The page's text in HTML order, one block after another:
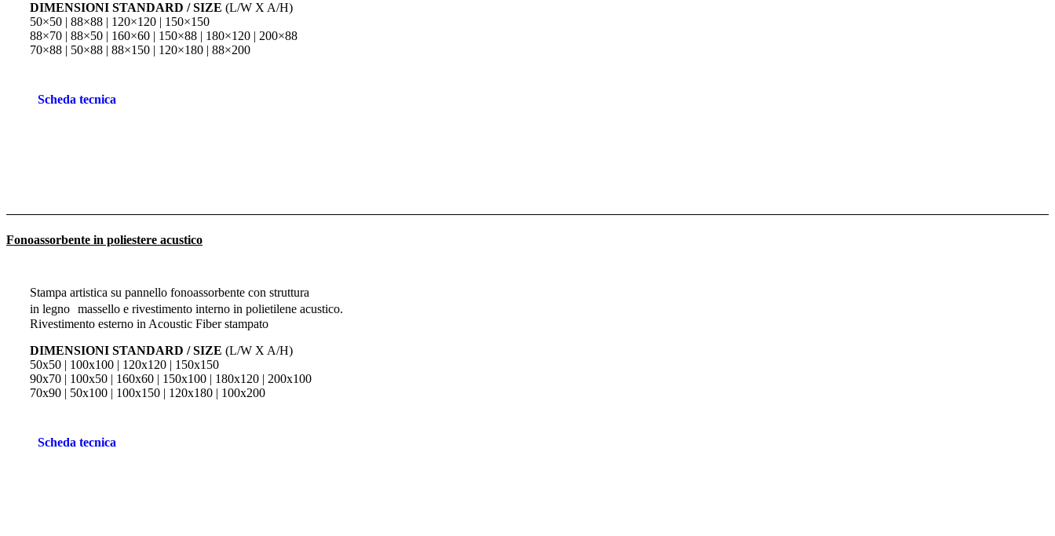
DIMENSIONI STANDARD / SIZE (L/W X A/H)
50×50 | 88×88 | 120×120 | 150×150
88×70 | 88×50 | 160×60 | 150×88 | 180×120 | 200×88
70×88 | 50×88 | 88×150 | 120×180 | 88×200
Scheda tecnica
Fonoassorbente in poliestere acustico
Stampa artistica su pannello fonoassorbente con struttura
in legno massello e rivestimento interno in polietilene acustico.
Rivestimento esterno in Acoustic Fiber stampato
DIMENSIONI STANDARD / SIZE (L/W X A/H)
50x50 | 100x100 | 120x120 | 150x150
90x70 | 100x50 | 160x60 | 150x100 | 180x120 | 200x100
70x90 | 50x100 | 100x150 | 120x180 | 100x200
Scheda tecnica